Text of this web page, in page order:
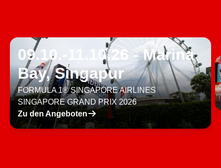
09.10.-11.10.26 - Marina
Bay, Singapur
FORMULA 1® SINGAPORE AIRLINES
SINGAPORE GRAND PRIX 2026
Zu den Angeboten􀄫